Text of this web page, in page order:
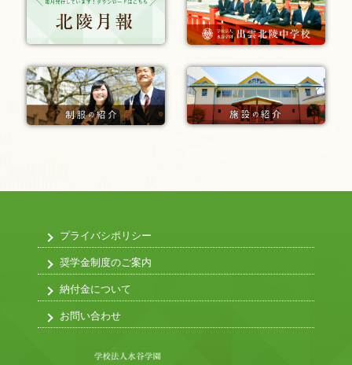
プライバシポリシー
奨学金制度のご案内
納付金について
お問い合わせ